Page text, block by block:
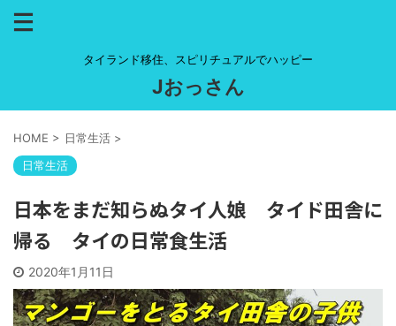
タイランド移住、スピリチュアルでハッピー
Jおっさん
HOME > 日常生活 >
日常生活
日本をまだ知らぬタイ人娘 タイド田舎に
帰る タイの日常食生活
2020年1月11日